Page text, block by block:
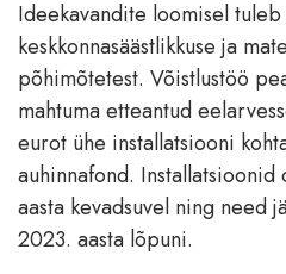
Ideekavandite loomisel
keskkonnasäästlikkuse ja
põhimõtetest. Võistlustöö
mahtuma etteantud
eurot ühe installatsiooni
auhinnafond. Installatsioonid
aasta kevadsuvel ning need
2023. aasta lõpuni.